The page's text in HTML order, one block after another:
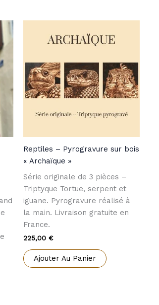
Reptiles – Pyrogravure sur bois
« Archaïque »
Série originale de 3 pièces –
Triptyque Tortue, serpent et
iguane. Pyrogravure réalisé à
la main. Livraison gratuite en
France.
225,00 €
Ajouter Au Panier